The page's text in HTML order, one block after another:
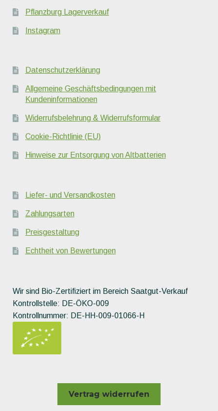
Pflanzburg Lagerverkauf
Instagram
Datenschutzerklärung
Allgemeine Geschäftsbedingungen mit
Kundeninformationen
Widerrufsbelehrung & Widerrufsformular
Cookie-Richtlinie (EU)
Hinweise zur Entsorgung von Altbatterien
Liefer- und Versandkosten
Zahlungsarten
Preisgestaltung
Echtheit von Bewertungen
Wir sind Bio-Zertifiziert im Bereich Saatgut-Verkauf
Kontrollstelle: DE-ÖKO-009
Kontrollnummer: DE-HH-009-01066-H
Vertrag widerrufen